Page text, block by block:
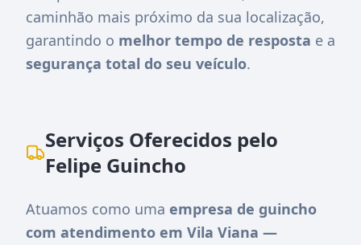
caminhão mais próximo da sua localização,
garantindo o melhor tempo de resposta e a
segurança total do seu veículo.
Serviços Oferecidos pelo
Felipe Guincho
Atuamos como uma empresa de guincho
com atendimento em Vila Viana —